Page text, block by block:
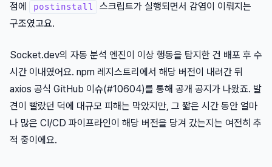
점에
postinstall
스크립트가 실행되면서 감염이 이뤄지는
구조였고요.
Socket.dev의 자동 분석 엔진이 이상 행동을 탐지한 건 배포 후 수
시간 이내였어요. npm 레지스트리에서 해당 버전이 내려간 뒤
axios 공식 GitHub 이슈(#10604)를 통해 공개 공지가 나왔죠. 발
견이 빨랐던 덕에 대규모 피해는 막았지만, 그 짧은 시간 동안 얼마
나 많은 CI/CD 파이프라인이 해당 버전을 당겨 갔는지는 여전히 추
적 중이에요.